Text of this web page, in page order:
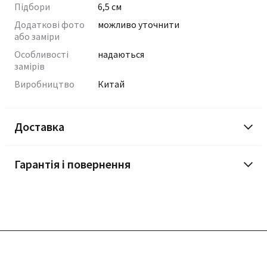
Підбори
6,5 см
Додаткові фото
або заміри
можливо уточнити
Особливості
замірів
надаються
Виробництво Китай
Доставка
Гарантія і повернення